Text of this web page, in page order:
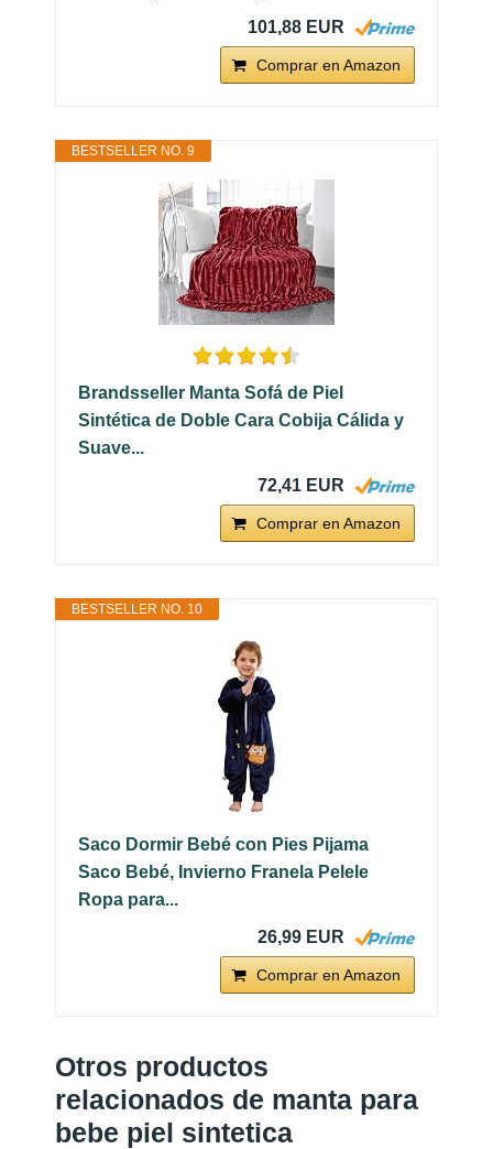
101,88 EUR
Comprar en Amazon
BESTSELLER NO. 9
Brandsseller Manta Sofá de Piel
Sintética de Doble Cara Cobija Cálida y
Suave...
72,41 EUR
Comprar en Amazon
BESTSELLER NO. 10
Saco Dormir Bebé con Pies Pijama
Saco Bebé, Invierno Franela Pelele
Ropa para...
26,99 EUR
Comprar en Amazon
Otros productos
relacionados de manta para
bebe piel sintetica